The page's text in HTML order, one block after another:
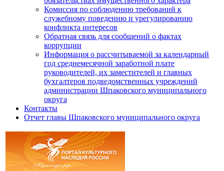
Комиссия по соблюдению требований к
служебному поведению и урегулированию
конфликта интересов
Обратная связь для сообщений о фактах
коррупции
Информация о рассчитываемой за календарный
год среднемесячной заработной плате
руководителей, их заместителей и главных
бухгалтеров подведомственных учреждений
администрации Шпаковского муниципального
округа
Контакты
Отчет главы Шпаковского муниципального округа